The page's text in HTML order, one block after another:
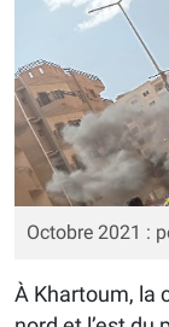
Octobre 2021 :
À Khartoum, la